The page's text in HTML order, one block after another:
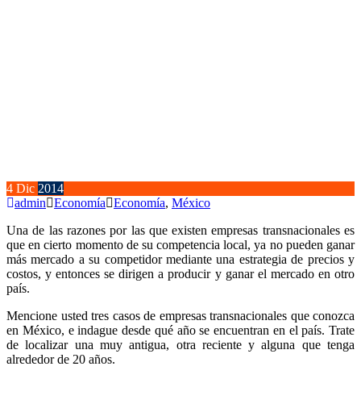
4 Dic 2014
admin Economía Economía, México
Una de las razones por las que existen empresas transnacionales es
que en cierto momento de su competencia local, ya no pueden ganar
más mercado a su competidor mediante una estrategia de precios y
costos, y entonces se dirigen a producir y ganar el mercado en otro
país.
Mencione usted tres casos de empresas transnacionales que conozca
en México, e indague desde qué año se encuentran en el país. Trate
de localizar una muy antigua, otra reciente y alguna que tenga
alrededor de 20 años.